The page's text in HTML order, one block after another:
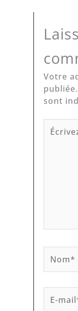
Votre
publiée.
sont
Écrivez
ici…
mail*